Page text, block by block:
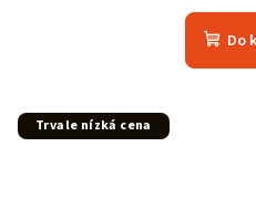
Do
Trvale nízká cena